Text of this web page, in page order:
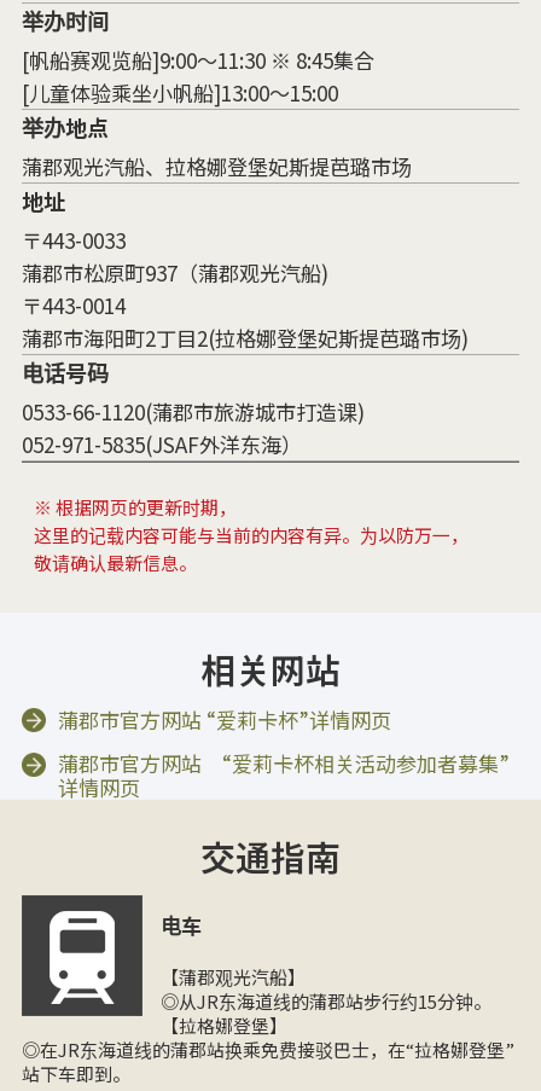
举办时间
[帆船赛观览船]9:00～11:30 ※ 8:45集合
[儿童体验乘坐小帆船]13:00～15:00
举办地点
蒲郡观光汽船、拉格娜登堡妃斯提芭璐市场
地址
〒443-0033
蒲郡市松原町937（蒲郡观光汽船)
〒443-0014
蒲郡市海阳町2丁目2(拉格娜登堡妃斯提芭璐市场)
电话号码
0533-66-1120(蒲郡市旅游城市打造课)
052-971-5835(JSAF外洋东海）
※ 根据网页的更新时期，
这里的记载内容可能与当前的内容有异。为以防万一，
敬请确认最新信息。
相关网站
蒲郡市官方网站 “爱莉卡杯”详情网页
蒲郡市官方网站 “爱莉卡杯相关活动参加者募集”
详情网页
交通指南
电车
【蒲郡观光汽船】
◎从JR东海道线的蒲郡站步行约15分钟。
【拉格娜登堡】
◎在JR东海道线的蒲郡站换乘免费接驳巴士，在“拉格娜登堡”
站下车即到。